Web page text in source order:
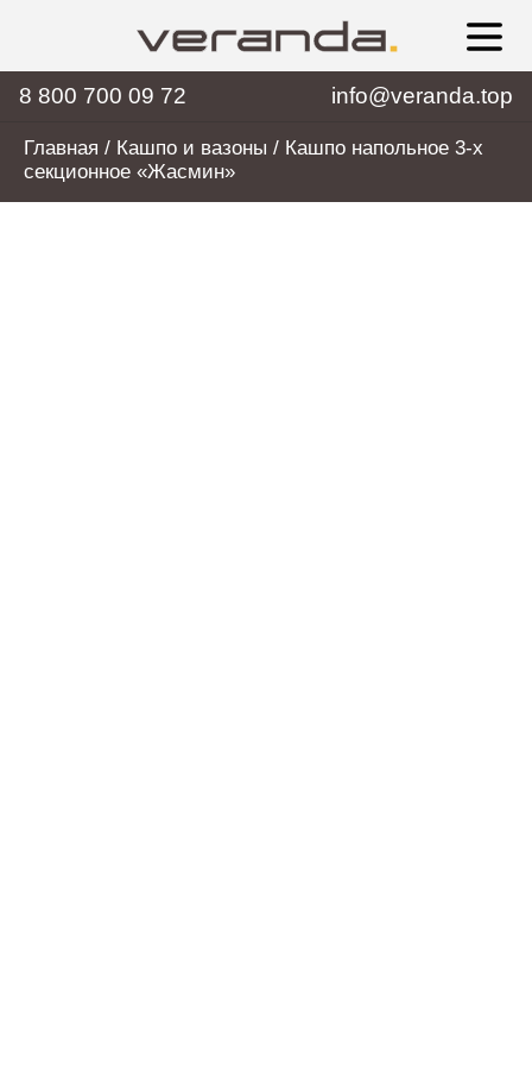
8 800 700 09 72 info@veranda.top
Главная / Кашпо и вазоны / Кашпо напольное 3-х
секционное «Жасмин»